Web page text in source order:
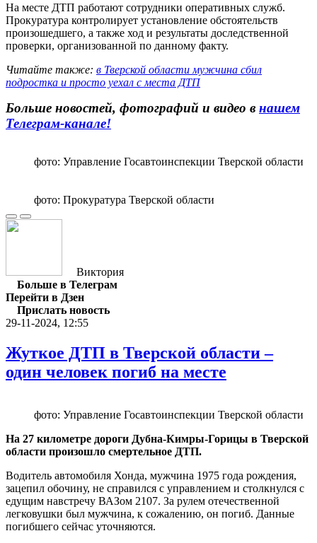
На месте ДТП работают сотрудники оперативных служб.
Прокуратура контролирует установление обстоятельств
произошедшего, а также ход и результаты доследственной
проверки, организованной по данному факту.
Читайте также: в Тверской области мужчина сбил
подростка и просто уехал с места ДТП
Больше новостей, фотографий и видео в нашем
Телеграм-канале!
фото: Управление Госавтоинспекции Тверской области
фото: Прокуратура Тверской области
Виктория
Больше в Телеграм
Перейти в Дзен
Прислать новость
29-11-2024, 12:55
Жуткое ДТП в Тверской области –
один человек погиб на месте
фото: Управление Госавтоинспекции Тверской области
На 27 километре дороги Дубна-Кимры-Горицы в Тверской
области произошло смертельное ДТП.
Водитель автомобиля Хонда, мужчина 1975 года рождения,
зацепил обочину, не справился с управлением и столкнулся с
едущим навстречу ВАЗом 2107. За рулем отечественной
легковушки был мужчина, к сожалению, он погиб. Данные
погибшего сейчас уточняются.